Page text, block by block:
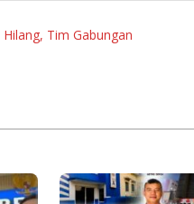
Tim Gabungan